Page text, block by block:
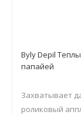
Byly Depil
папайей
Захватывает
роликовый